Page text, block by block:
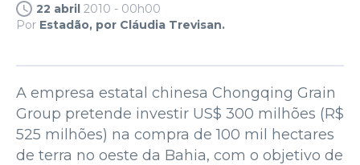
22 abril 2010 - 00h00
Por Estadão, por Cláudia Trevisan.
A empresa estatal chinesa Chongqing Grain
Group pretende investir US$ 300 milhões (R$
525 milhões) na compra de 100 mil hectares
de terra no oeste da Bahia, com o objetivo de